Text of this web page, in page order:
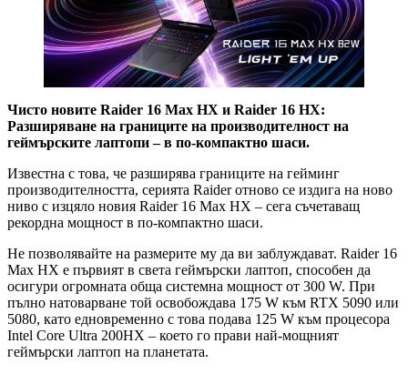
Чисто новите Raider 16 Max HX и Raider 16 HX:
Разширяване на границите на производителност на
геймърските лаптопи – в по-компактно шаси.
Известна с това, че разширява границите на гейминг
производителността, серията Raider отново се издига на ново
ниво с изцяло новия Raider 16 Max HX – сега съчетаващ
рекордна мощност в по-компактно шаси.
Не позволявайте на размерите му да ви заблуждават. Raider 16
Max HX е първият в света геймърски лаптоп, способен да
осигури огромната обща системна мощност от 300 W. При
пълно натоварване той освобождава 175 W към RTX 5090 или
5080, като едновременно с това подава 125 W към процесора
Intel Core Ultra 200HX – което го прави най-мощният
геймърски лаптоп на планетата.